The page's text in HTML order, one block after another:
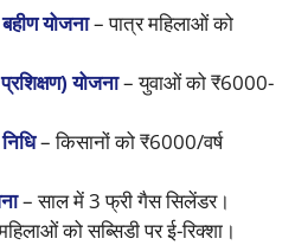
योजना– पात्र महिलाओं को
योजना– युवाओं को ₹6000-
– किसानों को ₹6000/वर्ष
– साल में 3 फ्री गैस सिलेंडर।
को सब्सिडी पर ई-रिक्शा।